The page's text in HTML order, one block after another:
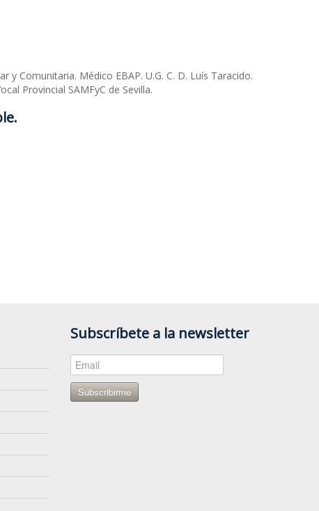
Familiar y Comunitaria. SAMFyC
Reducida
Sede
y Comunitaria. Médico EBAP. U.G. C. D. Luís Taracido.
Provincial SAMFyC de Sevilla.
Subscríbete a la newsletter
Subscribirme